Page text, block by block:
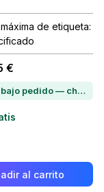
de etiqueta:
€
Artículo bajo pedido — chatea para conocer el plazo de entrega
al carrito